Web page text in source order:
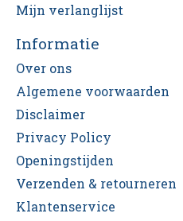
Mijn verlanglijst
Informatie
Over ons
Algemene voorwaarden
Disclaimer
Privacy Policy
Openingstijden
Verzenden & retourneren
Klantenservice